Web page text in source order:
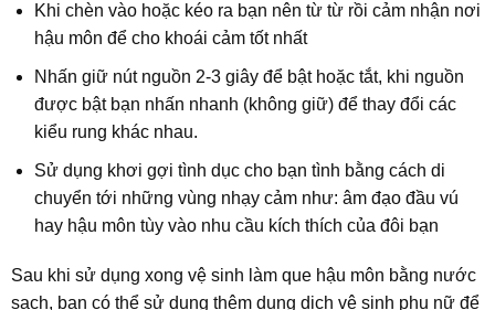
Khi chèn vào hoặc kéo ra bạn nên từ từ rồi cảm nhận nơi
hậu môn để cho khoái cảm tốt nhất
Nhấn giữ nút nguồn 2-3 giây để bật hoặc tắt, khi nguồn
được bật bạn nhấn nhanh (không giữ) để thay đổi các
kiểu rung khác nhau.
Sử dụng khơi gợi tình dục cho bạn tình bằng cách di
chuyển tới những vùng nhạy cảm như: âm đạo đầu vú
hay hậu môn tùy vào nhu cầu kích thích của đôi bạn
Sau khi sử dụng xong vệ sinh làm que hậu môn bằng nước
sạch, bạn có thể sử dụng thêm dung dịch vệ sinh phụ nữ để